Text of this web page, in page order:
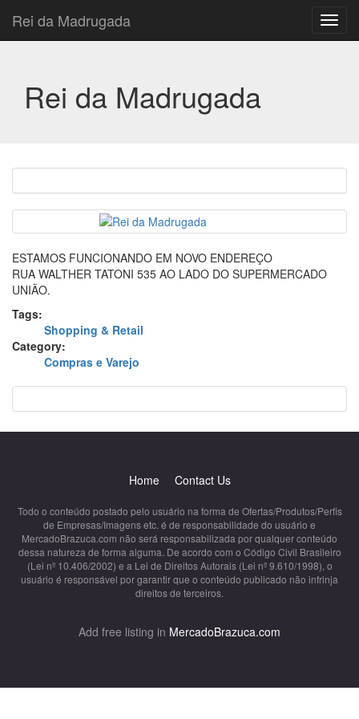
Rei da Madrugada
Rei da Madrugada
ESTAMOS FUNCIONANDO EM NOVO ENDEREÇO
RUA WALTHER TATONI 535 AO LADO DO SUPERMERCADO
UNIÃO.
Tags:
Shopping & Retail
Category:
Compras e Varejo
Home Contact Us
Todo o conteúdo postado pelo usuário na forma de Ofertas/Produtos/Perfis
de Empresas/Imagens etc. é de responsabilidade do usuário e
MercadoBrazuca.com não será responsabilizada por qualquer conteúdo
dessa natureza de forma alguma. De acordo com o Código Civil Brasileiro
(Lei nº 10.406/2002) e a Lei de Direitos Autorais (Lei nº 9.610/1998), o
usuário é responsável por garantir que o conteúdo publicado não infrinja
direitos de terceiros.
Add free listing in MercadoBrazuca.com